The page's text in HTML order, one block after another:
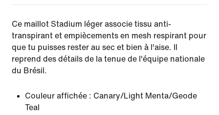
Ce maillot Stadium léger associe tissu anti-
transpirant et empiècements en mesh respirant pour
que tu puisses rester au sec et bien à l'aise. Il
reprend des détails de la tenue de l'équipe nationale
du Brésil.
Couleur affichée : Canary/Light Menta/Geode
Teal